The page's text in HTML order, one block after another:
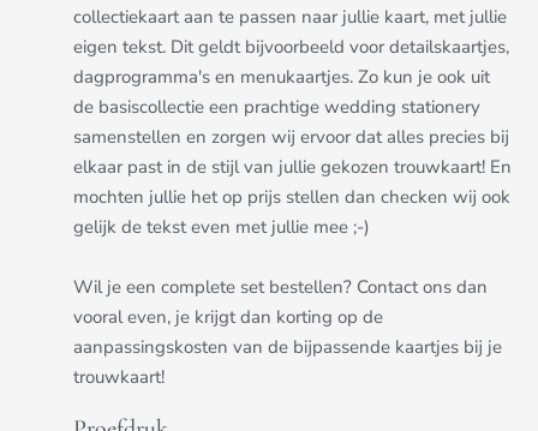
collectiekaart aan te passen naar jullie kaart, met jullie
eigen tekst. Dit geldt bijvoorbeeld voor detailskaartjes,
dagprogramma's en menukaartjes. Zo kun je ook uit
de basiscollectie een prachtige wedding stationery
samenstellen en zorgen wij ervoor dat alles precies bij
elkaar past in de stijl van jullie gekozen trouwkaart! En
mochten jullie het op prijs stellen dan checken wij ook
gelijk de tekst even met jullie mee ;-)
Wil je een complete set bestellen? Contact ons dan
vooral even, je krijgt dan korting op de
aanpassingskosten van de bijpassende kaartjes bij je
trouwkaart!